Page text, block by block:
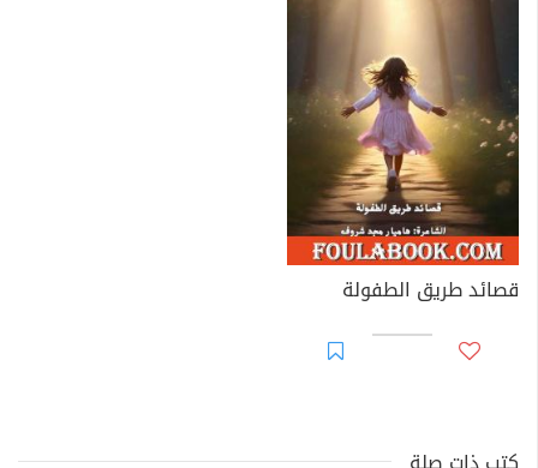
قصائد طريق الطفولة